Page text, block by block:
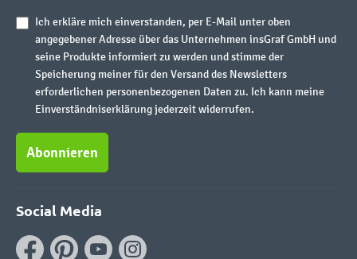
Ich erkläre mich einverstanden, per E-Mail unter oben
angegebener Adresse über das Unternehmen insGraf GmbH und
seine Produkte informiert zu werden und stimme der
Speicherung meiner für den Versand des Newsletters
erforderlichen personenbezogenen Daten zu. Ich kann meine
Einverständniserklärung jederzeit widerrufen.
Abonnieren
Social Media